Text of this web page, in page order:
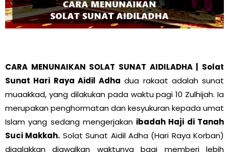
CARA MENUNAIKAN SOLAT SUNAT AIDILADHA | Solat
Sunat Hari Raya Aidil Adha dua rakaat adalah sunat
muaakkad, yang dilakukan pada waktu pagi 10 Zulhijah. Ia
merupakan penghormatan dan kesyukuran kepada umat
Islam yang sedang mengerjakan ibadah Haji di Tanah
Suci Makkah. Solat Sunat Aidil Adha (Hari Raya Korban)
digalakkan diawalkan waktunya bagi memberi lebih